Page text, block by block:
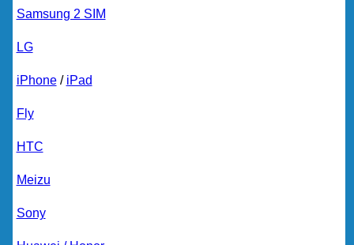
Samsung 2 SIM
LG
iPhone/ iPad
Fly
HTC
Meizu
Sony